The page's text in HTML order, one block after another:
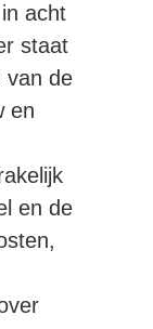
acht
staat
van de
en
en de